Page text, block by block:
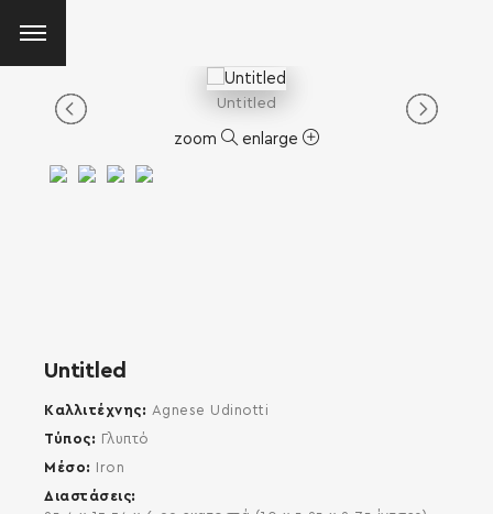
Untitled
zoom enlarge
Untitled
Καλλιτέχνης
Agnese Udinotti
Τύπος
Γλυπτό
Μέσο
Iron
Διαστάσεις